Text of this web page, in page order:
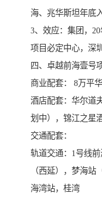
海、兆华斯坦年底
3、效应：集团，
项目必定中心，深
四、卓越前海壹号
商业配套： 8万平
酒店配套：华尔道
划中），锦江之星
交通配套：
轨道交通：1号线
（西延），梦海站
海湾站，桂湾